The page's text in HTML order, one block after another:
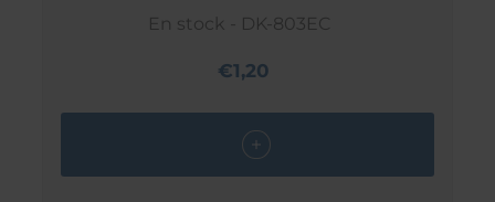
En stock - DK-803EC
€1,20